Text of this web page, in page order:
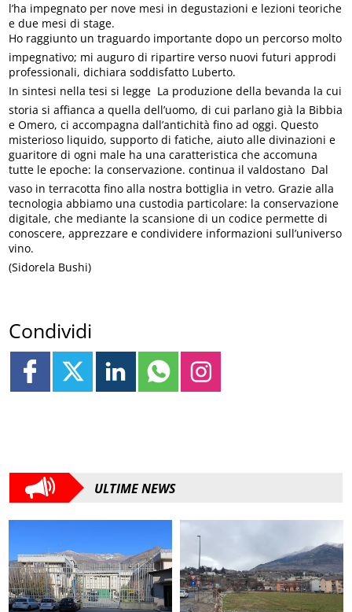
l’ha impegnato per nove mesi in degustazioni e lezioni teoriche
e due mesi di stage.
Ho raggiunto un traguardo importante dopo un percorso molto
impegnativo; mi auguro di ripartire verso nuovi futuri approdi
professionali, dichiara soddisfatto Luberto.
In sintesi nella tesi si legge  La produzione della bevanda la cui
storia si affianca a quella dell’uomo, di cui parlano già la Bibbia
e Omero, ci accompagna dall’antichità fino ad oggi. Questo
misterioso liquido, supporto di fatiche, aiuto alle divinazioni e
guaritore di ogni male ha una caratteristica che accomuna
tutte le epoche: la conservazione. continua il valdostano  Dal
vaso in terracotta fino alla nostra bottiglia in vetro. Grazie alla
tecnologia abbiamo una custodia particolare: la conservazione
digitale, che mediante la scansione di un codice permette di
conoscere, apprezzare e condividere informazioni sull’universo
vino.
(Sidorela Bushi)
Condividi
ULTIME NEWS